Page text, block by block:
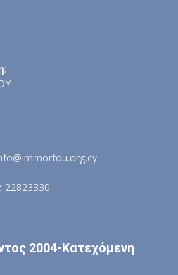
22823330
2004-Κατεχόμενη